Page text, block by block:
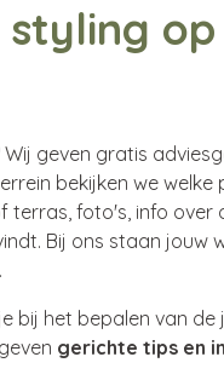
styling
Wij geven gratis
bekijken we
terras, foto's, info
Bij ons staan
.
bij het bepalen van
gerichte tips en